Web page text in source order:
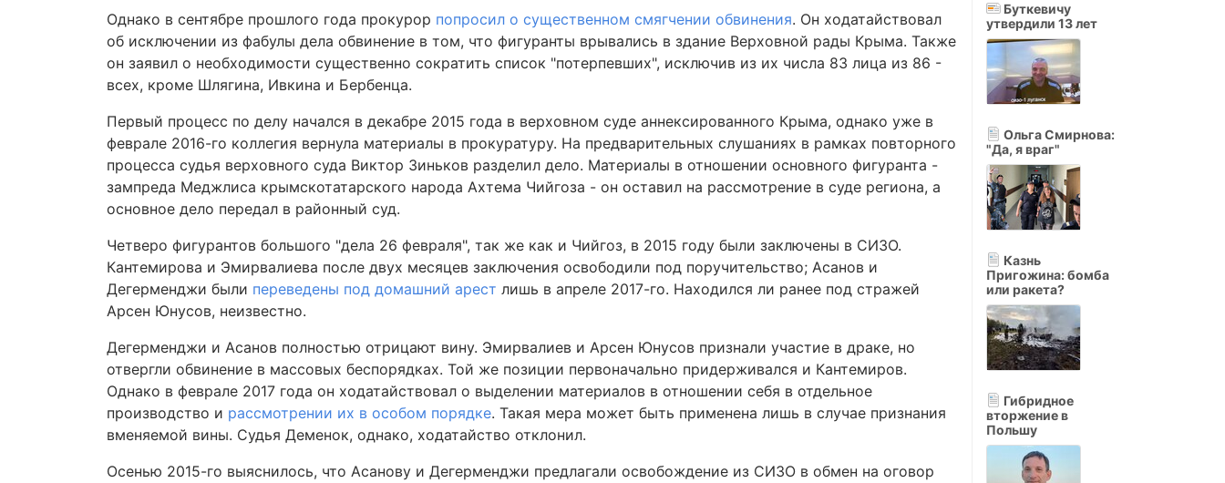
Однако в сентябре прошлого года прокурор попросил о существенном смягчении обвинения. Он ходатайствовал
об исключении из фабулы дела обвинение в том, что фигуранты врывались в здание Верховной рады Крыма. Также
он заявил о необходимости существенно сократить список "потерпевших", исключив из их числа 83 лица из 86 -
всех, кроме Шлягина, Ивкина и Бербенца.
Первый процесс по делу начался в декабре 2015 года в верховном суде аннексированного Крыма, однако уже в
феврале 2016-го коллегия вернула материалы в прокуратуру. На предварительных слушаниях в рамках повторного
процесса судья верховного суда Виктор Зиньков разделил дело. Материалы в отношении основного фигуранта -
зампреда Меджлиса крымскотатарского народа Ахтема Чийгоза - он оставил на рассмотрение в суде региона, а
основное дело передал в районный суд.
Четверо фигурантов большого "дела 26 февраля", так же как и Чийгоз, в 2015 году были заключены в СИЗО.
Кантемирова и Эмирвалиева после двух месяцев заключения освободили под поручительство; Асанов и
Дегерменджи были переведены под домашний арест лишь в апреле 2017-го. Находился ли ранее под стражей
Арсен Юнусов, неизвестно.
Дегерменджи и Асанов полностью отрицают вину. Эмирвалиев и Арсен Юнусов признали участие в драке, но
отвергли обвинение в массовых беспорядках. Той же позиции первоначально придерживался и Кантемиров.
Однако в феврале 2017 года он ходатайствовал о выделении материалов в отношении себя в отдельное
производство и рассмотрении их в особом порядке. Такая мера может быть применена лишь в случае признания
вменяемой вины. Судья Деменок, однако, ходатайство отклонил.
Осенью 2015-го выяснилось, что Асанову и Дегерменджи предлагали освобождение из СИЗО в обмен на оговор
Буткевичу
утвердили 13 лет
Ольга Смирнова:
"Да, я враг"
Казнь
Пригожина: бомба
или ракета?
Гибридное
вторжение в
Польшу